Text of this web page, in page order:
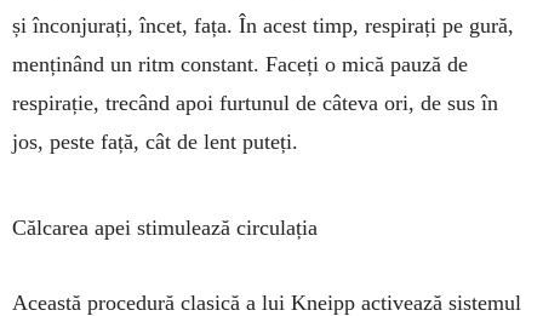
și înconjurați, încet, fața. În acest timp, respirați pe gură,
menținând un ritm constant. Fa­­ceți o mică pauză de
respirație, trecând apoi fur­tu­nul de câteva ori, de sus în
jos, peste față, cât de lent puteți.
Călcarea apei stimulează circulația
Această procedură clasică a lui Kneipp activează sistemul